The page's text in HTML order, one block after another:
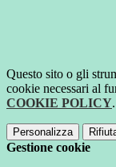
Questo sito o gli
cookie necessari al
COOKIE POLICY.
Personalizza
Gestione cookie